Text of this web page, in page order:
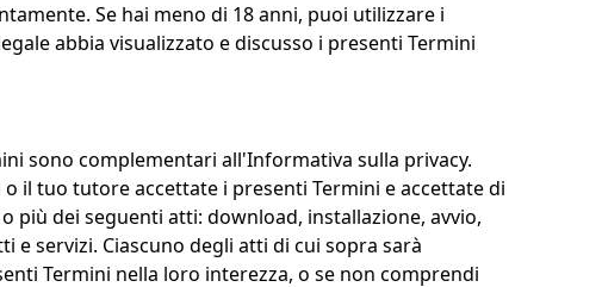
Se hai meno di 18 anni, puoi utilizzare i
abbia visualizzato e discusso i presenti Termini
sono complementari all'Informativa sulla privacy.
il tuo tutore accettate i presenti Termini e accettate di
più dei seguenti atti: download, installazione, avvio,
e servizi. Ciascuno degli atti di cui sopra sarà
Termini nella loro interezza, o se non comprendi